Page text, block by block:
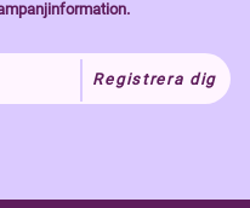
Registrera dig